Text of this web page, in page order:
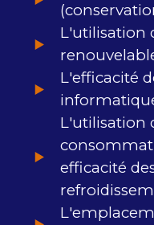
L'utilisation
L'efficacité
L'utilisation
efficacité